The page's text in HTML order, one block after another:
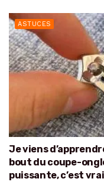
ASTUCES
Je viens
bout du coupe-
puissante, c’est